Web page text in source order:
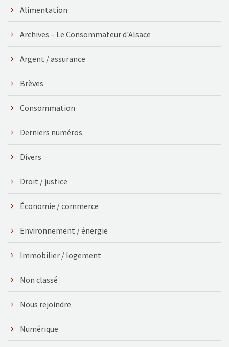
Alimentation
Archives – Le Consommateur d'Alsace
Argent / assurance
Brèves
Consommation
Derniers numéros
Divers
Droit / justice
Économie / commerce
Environnement / énergie
Immobilier / logement
Non classé
Nous rejoindre
Numérique